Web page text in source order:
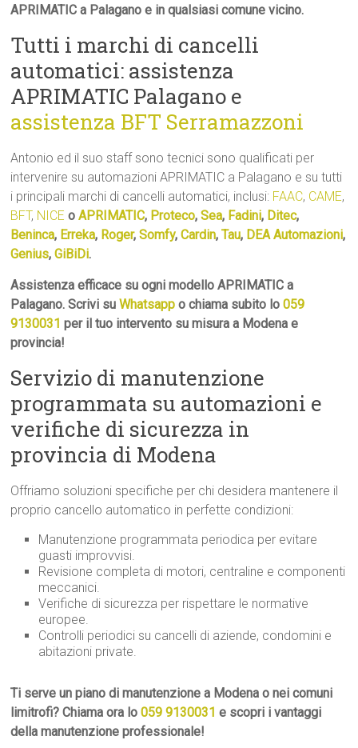
APRIMATIC a Palagano e in qualsiasi comune vicino.
Tutti i marchi di cancelli
automatici: assistenza
APRIMATIC Palagano e
assistenza BFT Serramazzoni
Antonio ed il suo staff sono tecnici sono qualificati per
intervenire su automazioni APRIMATIC a Palagano e su tutti
i principali marchi di cancelli automatici, inclusi: FAAC, CAME,
BFT, NICE oAPRIMATIC, Proteco,Sea, Fadini, Ditec,
Beninca, Erreka, Roger,Somfy,Cardin,Tau, DEA Automazioni,
Genius,GiBiDi.
Assistenza efficace su ogni modello APRIMATIC a
Palagano. Scrivi suWhatsapp o chiama subito lo059
9130031 per il tuo intervento su misura a Modena e
provincia!
Servizio di manutenzione
programmata su automazioni e
verifiche di sicurezza in
provincia di Modena
Offriamo soluzioni specifiche per chi desidera mantenere il
proprio cancello automatico in perfette condizioni:
Manutenzione programmata periodica per evitare
guasti improvvisi.
Revisione completa di motori, centraline e componenti
meccanici.
Verifiche di sicurezza per rispettare le normative
europee.
Controlli periodici su cancelli di aziende, condomini e
abitazioni private.
Ti serve un piano di manutenzione a Modena o nei comuni
limitrofi? Chiama ora lo059 9130031 e scopri i vantaggi
della manutenzione professionale!